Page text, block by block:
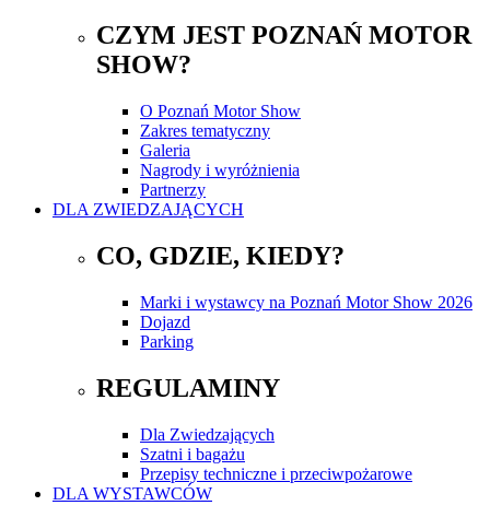
CZYM JEST POZNAŃ MOTOR
SHOW?
O Poznań Motor Show
Zakres tematyczny
Galeria
Nagrody i wyróżnienia
Partnerzy
DLA ZWIEDZAJĄCYCH
CO, GDZIE, KIEDY?
Marki i wystawcy na Poznań Motor Show 2026
Dojazd
Parking
REGULAMINY
Dla Zwiedzających
Szatni i bagażu
Przepisy techniczne i przeciwpożarowe
DLA WYSTAWCÓW